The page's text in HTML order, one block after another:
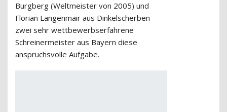
Burgberg (Weltmeister von 2005) und
Florian Langenmair aus Dinkelscherben
zwei sehr wettbewerbserfahrene
Schreinermeister aus Bayern diese
anspruchsvolle Aufgabe.